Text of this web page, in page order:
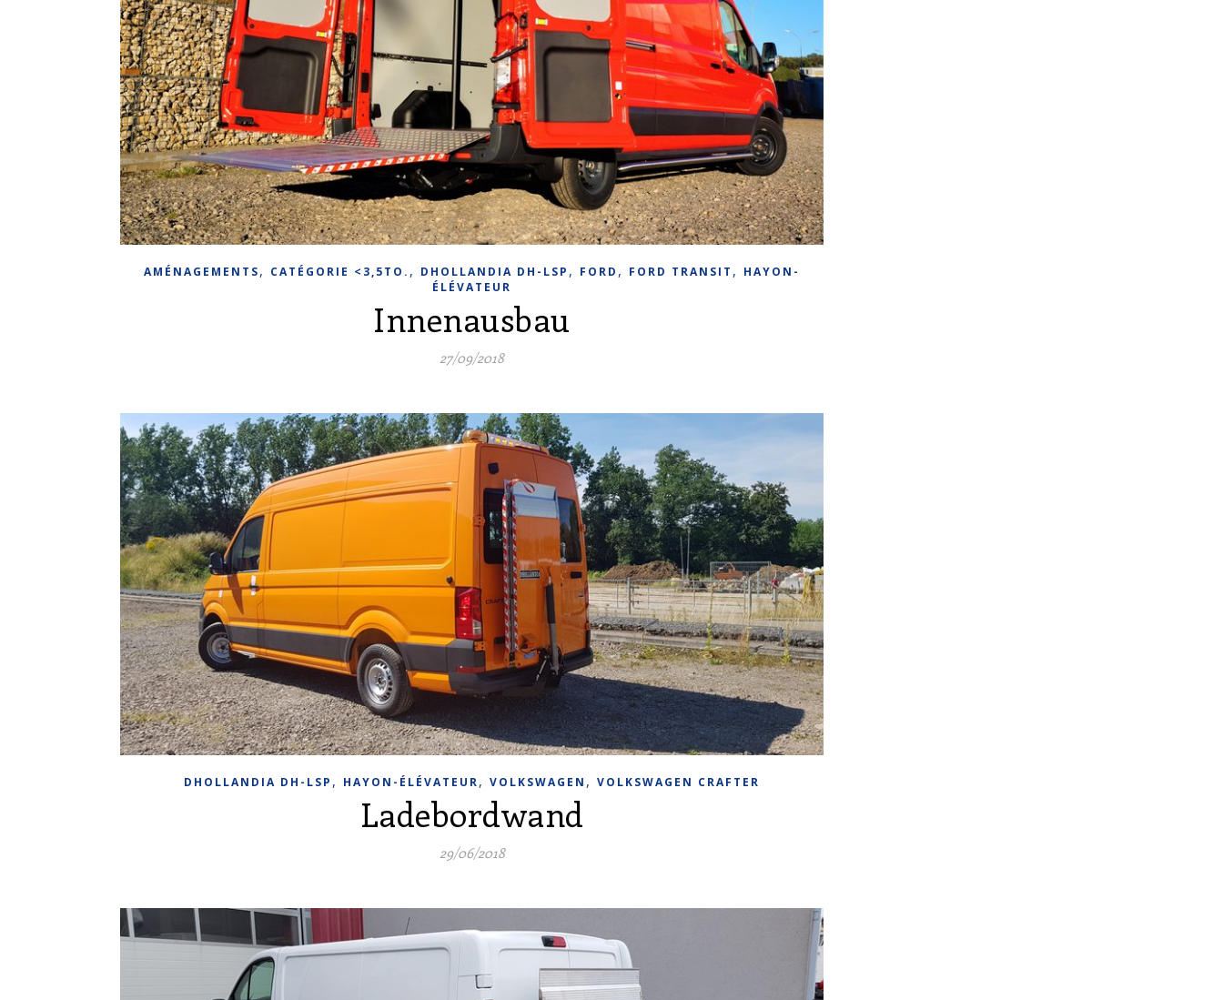
AMÉNAGEMENTS, CATÉGORIE <3,5TO. , DHOLLANDIA DH-LSP , FORD , FORD TRANSIT , HAYON-
ÉLÉVATEUR
Innenausbau
27/09/2018
DHOLLANDIA DH-LSP , HAYON-ÉLÉVATEUR, VOLKSWAGEN , VOLKSWAGEN CRAFTER
Ladebordwand
29/06/2018